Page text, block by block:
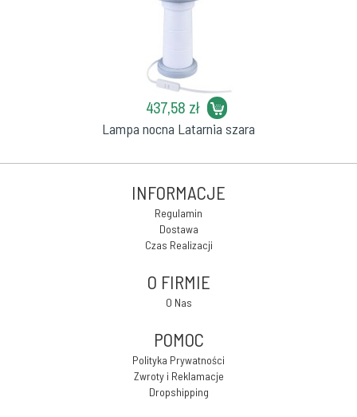
437,58 zł
Lampa nocna Latarnia szara
INFORMACJE
Regulamin
Dostawa
Czas Realizacji
O FIRMIE
O Nas
POMOC
Polityka Prywatności
Zwroty i Reklamacje
Dropshipping